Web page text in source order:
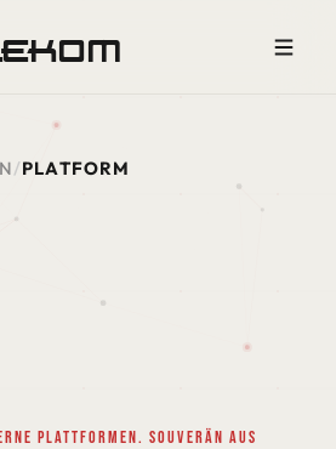
/PLATFORM
Plattformen. Souverän aus